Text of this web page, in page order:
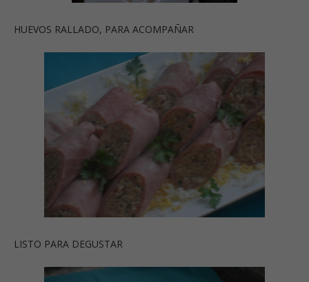
HUEVOS RALLADO, PARA ACOMPAÑAR
LISTO PARA DEGUSTAR